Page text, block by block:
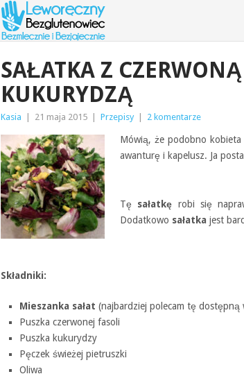
SAŁATKA Z
KUKURYDZĄ
Kasia 21 maja 2015 Przepisy 2 komentarze
Mówią, że podobno
awanturę i kapelusz. Ja
Tę sałatkę robi się
Dodatkowo sałatka jest
Składniki:
Mieszanka sałat (najbardziej polecam tę dostępną
Puszka czerwonej fasoli
Puszka kukurydzy
Pęczek świeżej pietruszki
Oliwa